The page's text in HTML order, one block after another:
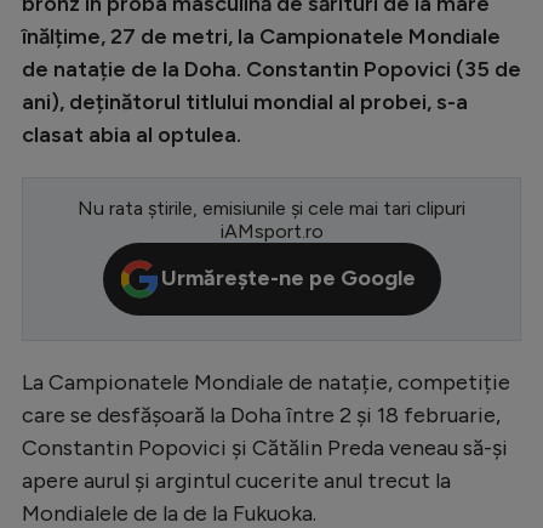
Europa League
Conference League
CM 2026
LaLiga
Serie A
Bundesliga
Campionate
Starurile fotbalului
EURO 2024
înălțime, 27 de metri, la Campionatele Mondiale
de natație de la Doha. Constantin Popovici (35 de
ani), deținătorul titlului mondial al probei, s-a
clasat abia al optulea.
Nu rata știrile, emisiunile și cele mai tari clipuri
iAMsport.ro
Urmărește-ne pe Google
La Campionatele Mondiale de natație, competiție
care se desfășoară la Doha între 2 și 18 februarie,
Constantin Popovici și Cătălin Preda veneau să-și
apere aurul și argintul cucerite anul trecut la
Mondialele de la de la Fukuoka.